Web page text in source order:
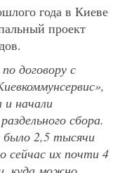
года в Киеве
проект
договору с
и начали
сбора.
было 2,5 тысячи
сейчас их почти 4